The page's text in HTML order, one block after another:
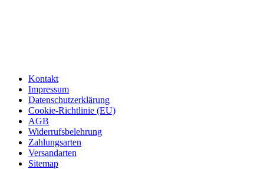
Kontakt
Impressum
Datenschutzerklärung
Cookie-Richtlinie (EU)
AGB
Widerrufsbelehrung
Zahlungsarten
Versandarten
Sitemap